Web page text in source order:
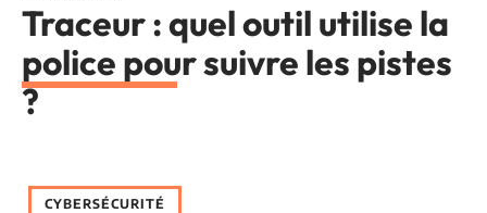
Traceur : quel outil utilise la
police pour suivre les pistes
?
CYBERSÉCURITÉ